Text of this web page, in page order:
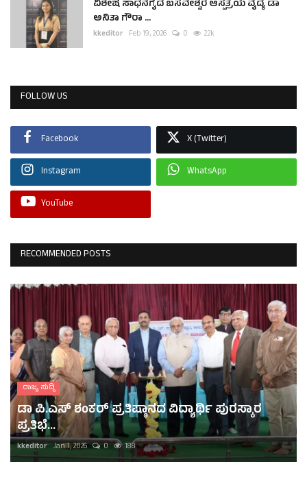
ವಿಶೇಷ ಸಾಧನೆಗೈದ ಬಸವೇಶ್ವರ ಆಸ್ಪತ್ರೆಯ ವೈದ್ಯೆ ಡಾ
ಅನಿತಾ ಗೌರಾ ...
kkeditor Feb 19, 2026 0 2.2k
FOLLOW US
Facebook X (Twitter)
Instagram WhatsApp
YouTube
RECOMMENDED POSTS
ರಾಜ್ಯ ಸುದ್ದಿ
ಡಾ ಪಿ.ಎಸ್ ಶಂಕರ್ ಪ್ರತಿಷ್ಠಾನದ ವಿದ್ಯಾರ್ಥಿ ಪುರಸ್ಕಾರ
ಪ್ರತಿಭೆ...
kkeditor Jan 1, 2026 0 188